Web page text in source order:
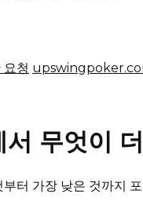
요청
서 무엇이
부터 가장 낮은 것까지